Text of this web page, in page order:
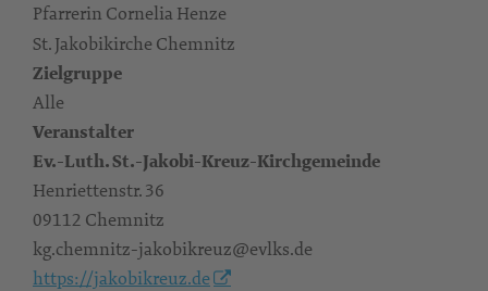
Pfarrerin Cornelia Henze
St. Jakobikirche Chemnitz
Zielgruppe
Alle
Veranstalter
Ev.-Luth. St.-Jakobi-Kreuz-Kirchgemeinde
Henriettenstr. 36
09112 Chemnitz
kg.chemnitz-jakobikreuz@evlks.de
https://jakobikreuz.de